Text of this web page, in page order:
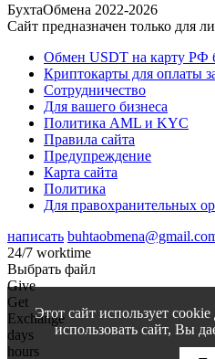
БухтаОбмена 2022-2026
Сайт предназначен только для
Обмен USDT на карту РФ
Криптокарты для оплаты
Сотрудничество
Для вашего бизнеса
Политика AML и KYC
Правила сайта
Предупреждение
Карта сайта
Политика
Для правохранительных
написать
24/7 worktime
Выбрать файл
Give
Get
Exchange
days
hours
Этот сайт использует
использовать сайт, Вы